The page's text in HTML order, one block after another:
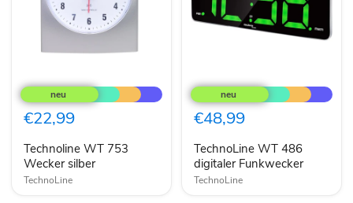
WT
753
Wecker
silber
€22,99
Technoline WT 753
Wecker silber
TechnoLine
WT
486
digitaler
Funkwecker
€48,99
TechnoLine WT 486
digitaler Funkwecker
TechnoLine